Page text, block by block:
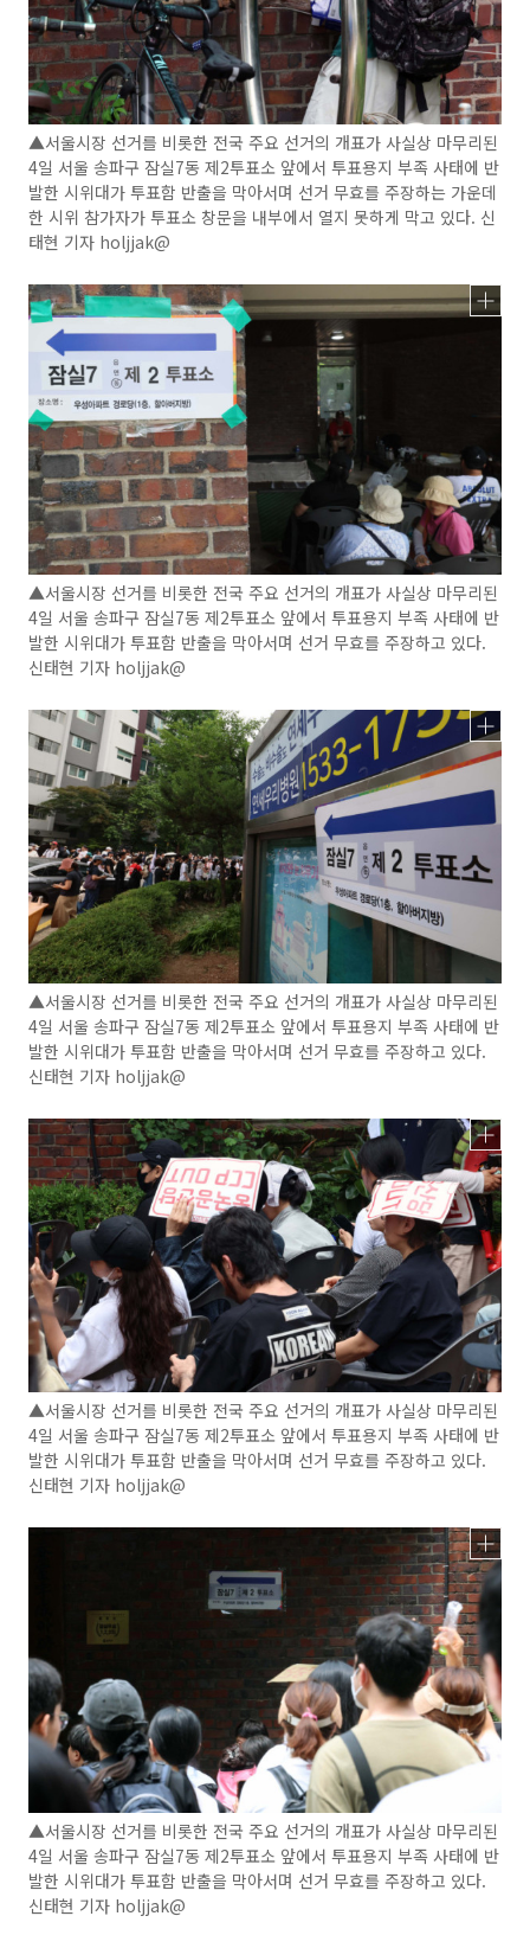
▲서울시장 선거를 비롯한 전국 주요 선거의 개표가 사실상 마무리된
4일 서울 송파구 잠실7동 제2투표소 앞에서 투표용지 부족 사태에 반
발한 시위대가 투표함 반출을 막아서며 선거 무효를 주장하는 가운데
한 시위 참가자가 투표소 창문을 내부에서 열지 못하게 막고 있다. 신
태현 기자 holjjak@
▲서울시장 선거를 비롯한 전국 주요 선거의 개표가 사실상 마무리된
4일 서울 송파구 잠실7동 제2투표소 앞에서 투표용지 부족 사태에 반
발한 시위대가 투표함 반출을 막아서며 선거 무효를 주장하고 있다.
신태현 기자 holjjak@
▲서울시장 선거를 비롯한 전국 주요 선거의 개표가 사실상 마무리된
4일 서울 송파구 잠실7동 제2투표소 앞에서 투표용지 부족 사태에 반
발한 시위대가 투표함 반출을 막아서며 선거 무효를 주장하고 있다.
신태현 기자 holjjak@
▲서울시장 선거를 비롯한 전국 주요 선거의 개표가 사실상 마무리된
4일 서울 송파구 잠실7동 제2투표소 앞에서 투표용지 부족 사태에 반
발한 시위대가 투표함 반출을 막아서며 선거 무효를 주장하고 있다.
신태현 기자 holjjak@
▲서울시장 선거를 비롯한 전국 주요 선거의 개표가 사실상 마무리된
4일 서울 송파구 잠실7동 제2투표소 앞에서 투표용지 부족 사태에 반
발한 시위대가 투표함 반출을 막아서며 선거 무효를 주장하고 있다.
신태현 기자 holjjak@